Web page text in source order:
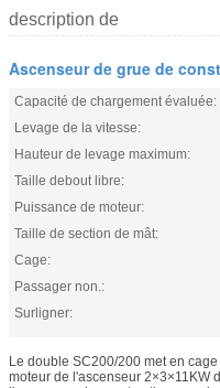
description de
Ascenseur de grue de
Capacité de chargement évaluée:
Levage de la vitesse:
Hauteur de levage maximum:
Taille debout libre:
Puissance de moteur:
Taille de section de mât:
Cage:
Passager non.:
Surligner:
Le double SC200/200 met en
moteur de l'ascenseur 2×3×11KW